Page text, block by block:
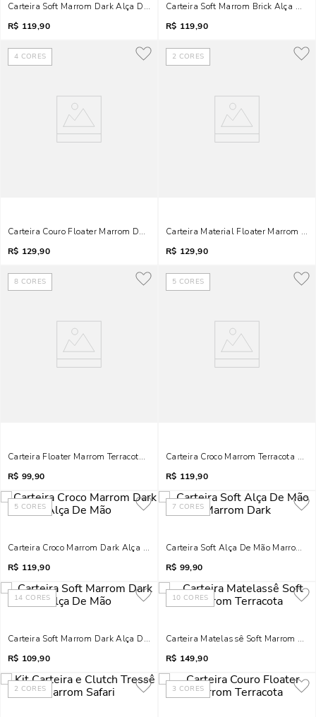
Carteira Soft Marrom Dark Alça De Mão
R$ 119,90
Carteira Soft Marrom Brick Alça De
R$ 119,90
4 CORES
Carteira Couro Floater Marrom Dark
R$ 129,90
2 CORES
Carteira Material Floater Marrom
R$ 129,90
8 CORES
Carteira Floater Marrom Terracota Alça De Mão
R$ 99,90
5 CORES
Carteira Croco Marrom Terracota
R$ 119,90
5 CORES
Carteira Croco Marrom Dark Alça De Mão
R$ 119,90
7 CORES
Carteira Soft Alça De Mão Marrom
R$ 99,90
14 CORES
Carteira Soft Marrom Dark Alça De Mão
R$ 109,90
10 CORES
Carteira Matelassê Soft Marrom
R$ 149,90
2 CORES 3 CORES